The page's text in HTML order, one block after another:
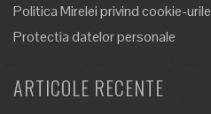
Politica Mirelei privind cookie-urile
Protectia datelor personale
ARTICOLE RECENTE